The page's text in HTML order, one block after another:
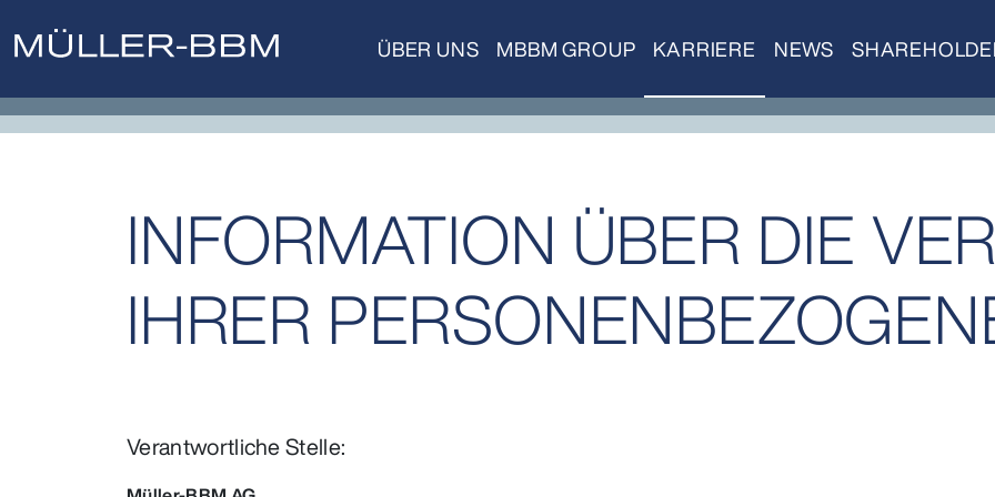
ÜBER UNS MBBM GROUP KARRIERE NEWS
INFORMATION ÜBER DIE
IHRER
Verantwortliche Stelle: